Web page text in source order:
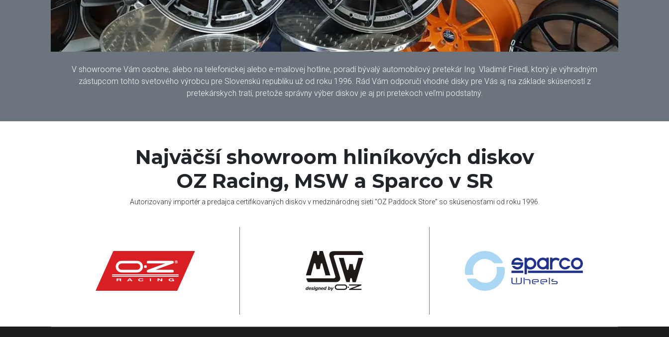
V showroome Vám osobne, alebo na telefonickej alebo e-mailovej hotline, poradí bývalý automobilový pretekár Ing. Vladimír Friedl, ktorý je výhradným
zástupcom tohto svetového výrobcu pre Slovenskú republiku už od roku 1996. Rád Vám odporučí vhodné disky pre Vás aj na základe skúseností z
pretekárskych tratí, pretože správny výber diskov je aj pri pretekoch veľmi podstatný.
Najväčší showroom hliníkových diskov
OZ Racing, MSW a Sparco v SR
Autorizovaný importér a predajca certifikovaných diskov v medzinárodnej sieti "OZ Paddock Store" so skúsenosťami od roku 1996.